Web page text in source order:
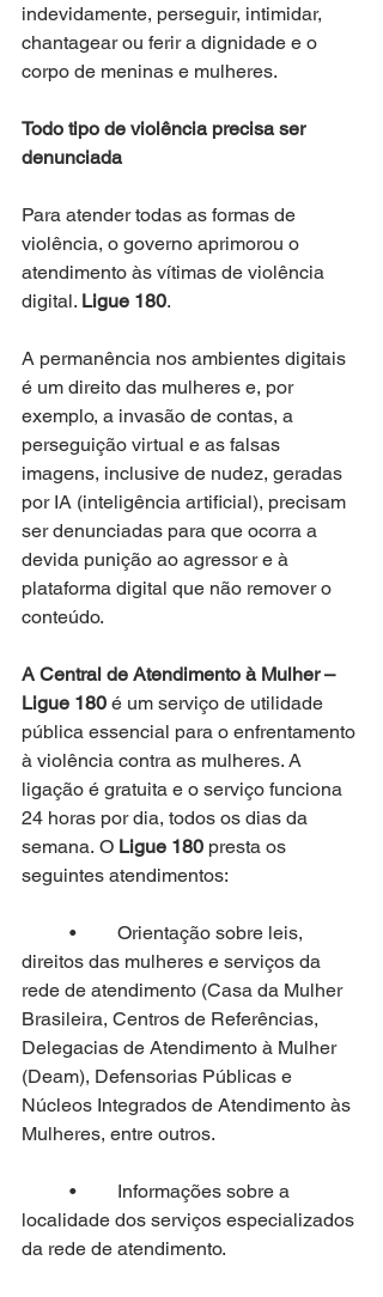
indevidamente, perseguir, intimidar,
chantagear ou ferir a dignidade e o
corpo de meninas e mulheres.
Todo tipo de violência precisa ser
denunciada
Para atender todas as formas de
violência, o governo aprimorou o
atendimento às vítimas de violência
digital. Ligue 180.
A permanência nos ambientes digitais
é um direito das mulheres e, por
exemplo, a invasão de contas, a
perseguição virtual e as falsas
imagens, inclusive de nudez, geradas
por IA (inteligência artificial), precisam
ser denunciadas para que ocorra a
devida punição ao agressor e à
plataforma digital que não remover o
conteúdo.
A Central de Atendimento à Mulher –
Ligue 180 é um serviço de utilidade
pública essencial para o enfrentamento
à violência contra as mulheres. A
ligação é gratuita e o serviço funciona
24 horas por dia, todos os dias da
semana. O Ligue 180 presta os
seguintes atendimentos:
direitos das mulheres e serviços da
rede de atendimento (Casa da Mulher
Brasileira, Centros de Referências,
Delegacias de Atendimento à Mulher
(Deam), Defensorias Públicas e
Núcleos Integrados de Atendimento às
Mulheres, entre outros.
localidade dos serviços especializados
da rede de atendimento.